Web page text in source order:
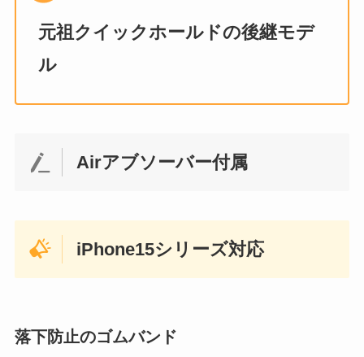
元祖クイックホールドの後継モデ
ル
Airアブソーバー付属
iPhone15シリーズ対応
落下防止のゴムバンド